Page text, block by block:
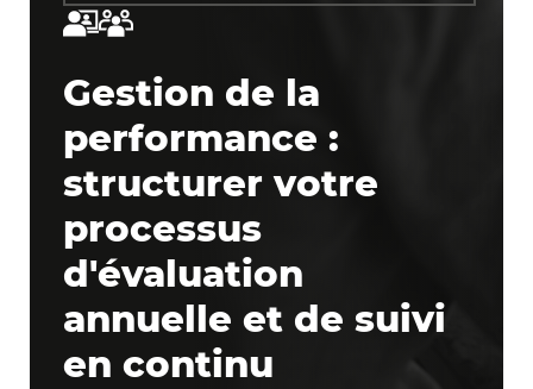
Gestion de la
performance :
structurer votre
processus
d'évaluation
annuelle et de suivi
en continu